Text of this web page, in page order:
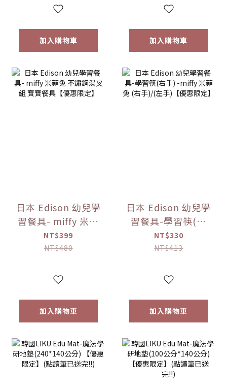
加入購物車 加入購物車
日本 Edison 幼兒學
習餐具- miffy 米菲
寶餐具【優惠限
NT$399
NT$480
加入購物車
日本 Edison 幼兒學
習餐具-學習筷(右
手) -miffy 米菲兔
(右手)/(左手)【優
NT$330
NT$413
加入購物車